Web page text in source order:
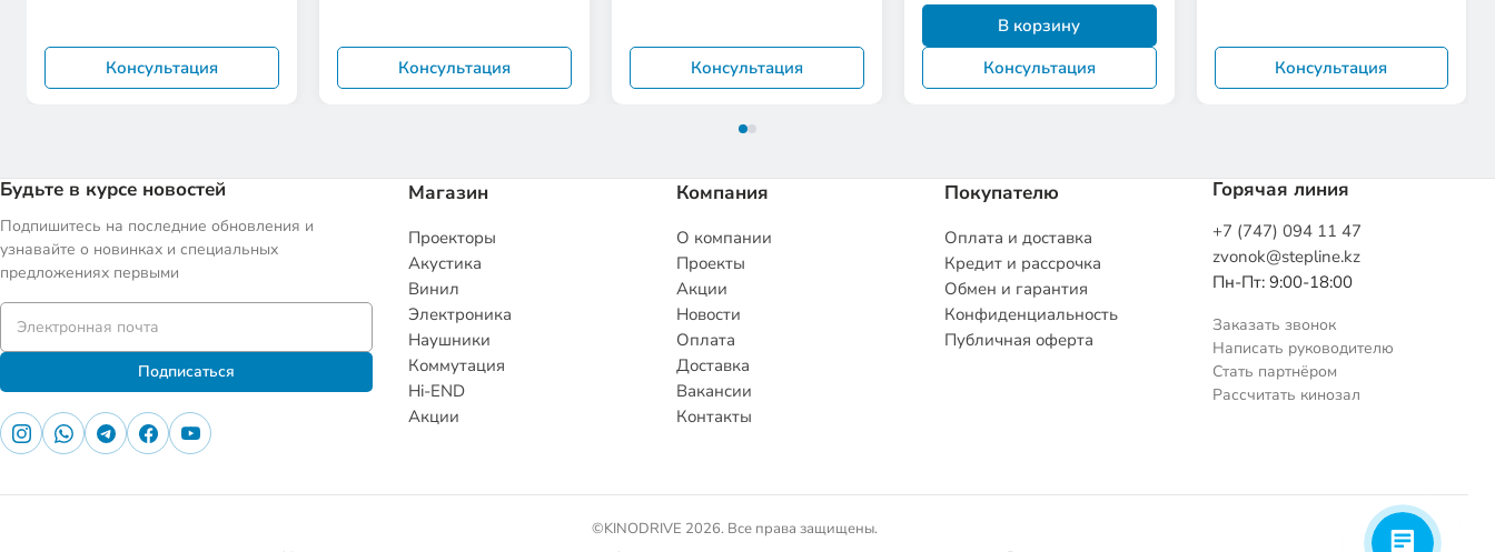
Консультация Консультация Консультация
В корзину
Консультация
Консультация
Будьте в курсе новостей
Подпишитесь на последние обновления и
узнавайте о новинках и специальных
предложениях первыми
Подписаться
Магазин
Проекторы
Акустика
Винил
Электроника
Наушники
Коммутация
Hi-END
Акции
Компания
О компании
Проекты
Акции
Новости
Оплата
Доставка
Вакансии
Контакты
Покупателю
Оплата и доставка
Кредит и рассрочка
Обмен и гарантия
Конфиденциальность
Публичная оферта
Горячая линия
+7 (747) 094 11 47
zvonok@stepline.kz
Пн-Пт: 9:00-18:00
Заказать звонок
Написать руководителю
Стать партнёром
Рассчитать кинозал
©KINODRIVE 2026. Все права защищены.